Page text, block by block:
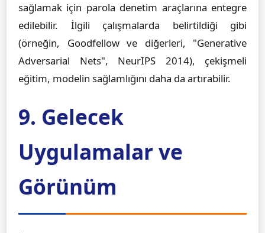
sağlamak için parola denetim araçlarına entegre
edilebilir. İlgili çalışmalarda belirtildiği gibi
(örneğin, Goodfellow ve diğerleri, "Generative
Adversarial Nets", NeurIPS 2014), çekişmeli
eğitim, modelin sağlamlığını daha da artırabilir.
9. Gelecek
Uygulamalar ve
Görünüm